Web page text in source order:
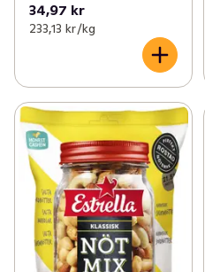
34,97 kr
233,13 kr /kg